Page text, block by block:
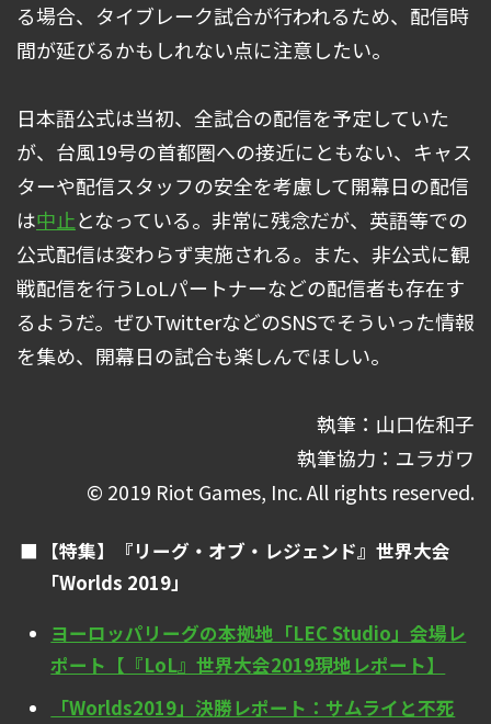
る場合、タイブレーク試合が行われるため、配信時
間が延びるかもしれない点に注意したい。
日本語公式は当初、全試合の配信を予定していた
が、台風19号の首都圏への接近にともない、キャス
ターや配信スタッフの安全を考慮して開幕日の配信
は中止となっている。非常に残念だが、英語等での
公式配信は変わらず実施される。また、非公式に観
戦配信を行うLoLパートナーなどの配信者も存在す
るようだ。ぜひTwitterなどのSNSでそういった情報
を集め、開幕日の試合も楽しんでほしい。
執筆：山口佐和子
執筆協力：ユラガワ
© 2019 Riot Games, Inc. All rights reserved.
【特集】『リーグ・オブ・レジェンド』世界大会
「Worlds 2019」
ヨーロッパリーグの本拠地「LEC Studio」会場レ
ポート【『LoL』世界大会2019現地レポート】
「Worlds2019」決勝レポート：サムライと不死